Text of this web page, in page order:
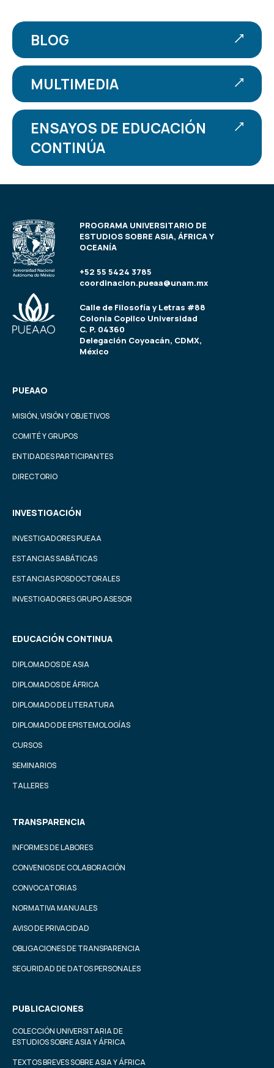
BLOG
MULTIMEDIA
ENSAYOS DE EDUCACIÓN
CONTINÚA
PROGRAMA UNIVERSITARIO DE
ESTUDIOS SOBRE ASIA, ÁFRICA Y
OCEANÍA
+52 55 5424 3785
coordinacion.pueaa@unam.mx
Calle de Filosofía y Letras #88
Colonia Copilco Universidad
C. P. 04360
Delegación Coyoacán, CDMX,
México
PUEAAO
MISIÓN, VISIÓN Y OBJETIVOS
COMITÉ Y GRUPOS
ENTIDADES PARTICIPANTES
DIRECTORIO
INVESTIGACIÓN
INVESTIGADORES PUEAA
ESTANCIAS SABÁTICAS
ESTANCIAS POSDOCTORALES
INVESTIGADORES GRUPO ASESOR
EDUCACIÓN CONTINUA
DIPLOMADOS DE ASIA
DIPLOMADOS DE ÁFRICA
DIPLOMADO DE LITERATURA
DIPLOMADO DE EPISTEMOLOGÍAS
CURSOS
SEMINARIOS
TALLERES
TRANSPARENCIA
INFORMES DE LABORES
CONVENIOS DE COLABORACIÓN
CONVOCATORIAS
NORMATIVA MANUALES
AVISO DE PRIVACIDAD
OBLIGACIONES DE TRANSPARENCIA
SEGURIDAD DE DATOS PERSONALES
PUBLICACIONES
COLECCIÓN UNIVERSITARIA DE
ESTUDIOS SOBRE ASIA Y ÁFRICA
TEXTOS BREVES SOBRE ASIA Y ÁFRICA